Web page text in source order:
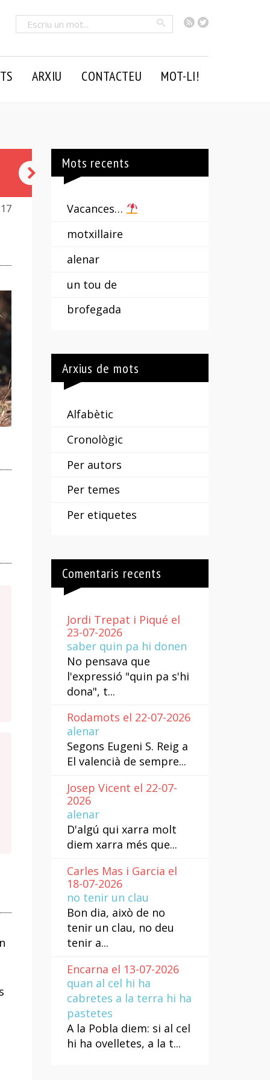
RSSTwitter
Cercar
ARXIU CONTACTEU MOT-LI!
cabussó
Mots recents
Vacances…
motxillaire
alenar
un tou de
brofegada
Arxius de mots
Alfabètic
Cronològic
Per autors
Per temes
Per etiquetes
Comentaris recents
Jordi Trepat i Piqué el
23-07-2026
saber quin pa hi donen
No pensava que
l'expressió "quin pa s'hi
dona", t...
Rodamots el 22-07-2026
alenar
Segons Eugeni S. Reig a
El valencià de sempre...
Josep Vicent el 22-07-
2026
alenar
D'algú qui xarra molt
diem xarra més que...
Carles Mas i Garcia el
18-07-2026
no tenir un clau
Bon dia, això de no
tenir un clau, no deu
tenir a...
Encarna el 13-07-2026
quan al cel hi ha
cabretes a la terra hi ha
pastetes
A la Pobla diem: si al cel
hi ha ovelletes, a la t...